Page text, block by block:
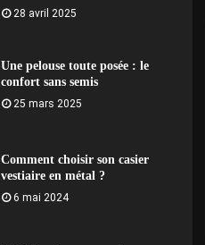
28 avril 2025
Une pelouse toute posée : le
confort sans semis
25 mars 2025
Comment choisir son casier
vestiaire en métal ?
6 mai 2024